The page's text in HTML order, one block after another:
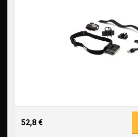
52,8 €